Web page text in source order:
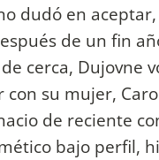
dudó en
de un fin
cerca, Dujovne
con su mujer,
de reciente
bajo perfil,